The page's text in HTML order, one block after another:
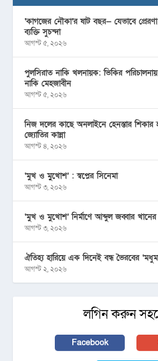
‘কাগজের নৌকা’র ষাট বছর— যেভাবে
ব্যক্তি সুচন্দা
আগস্ট ৫, ২০২৬
পুলসিরাত নাকি খলনায়ক: ভিকির
নাকি মেহজাবীন
আগস্ট ৫, ২০২৬
নিজ দলের কাছে অনলাইনে হেনস্তার শিকার
জ্যোতির কান্না
আগস্ট ৪, ২০২৬
‘মুখ ও মু্খোশ’ : স্বপ্নের সিনেমা
আগস্ট ৩, ২০২৬
‘মুখ ও মুখোশ’ নির্মাণে আব্দুল জব্বার
আগস্ট ৩, ২০২৬
ঐতিহ্য হারিয়ে এক দিনেই বন্ধ ভৈরবের
আগস্ট ২, ২০২৬
লগিন করুন
Facebook